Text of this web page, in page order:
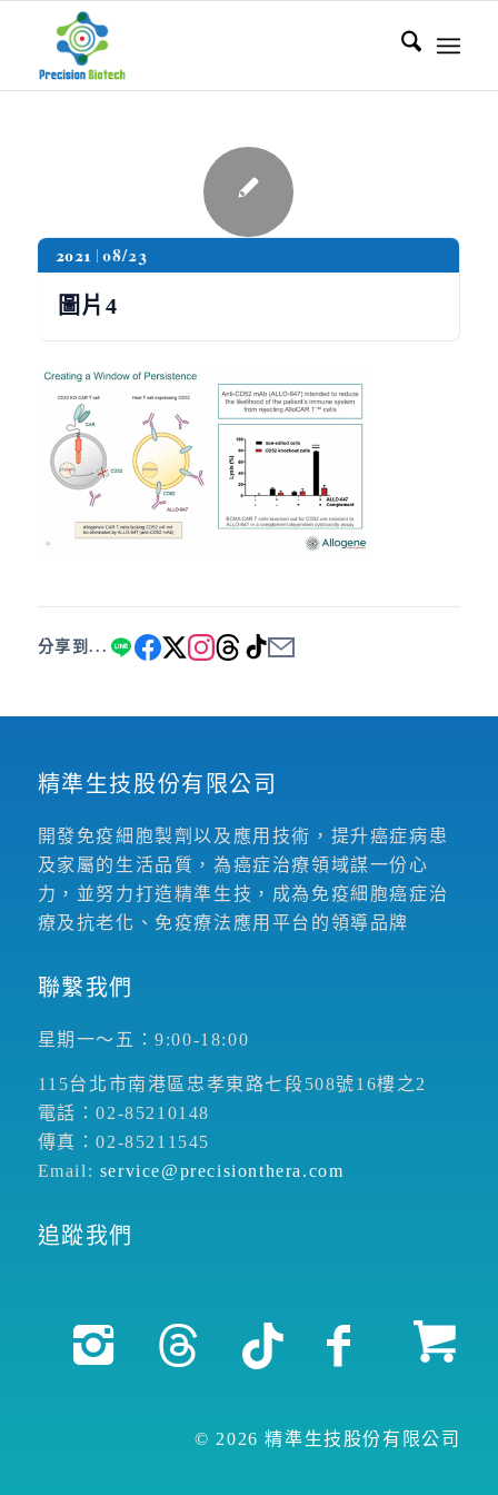
2021 08/23
圖片4
分享到...
精準生技股份有限公司
開發免疫細胞製劑以及應用技術，提升癌症病患
及家屬的生活品質，為癌症治療領域謀一份心
力，並努力打造精準生技，成為免疫細胞癌症治
療及抗老化、免疫療法應用平台的領導品牌
聯繫我們
星期一～五：9:00-18:00
115台北市南港區忠孝東路七段508號16樓之2
電話：02-85210148
傳真：02-85211545
Email: service@precisionthera.com
追蹤我們
© 2026 精準生技股份有限公司